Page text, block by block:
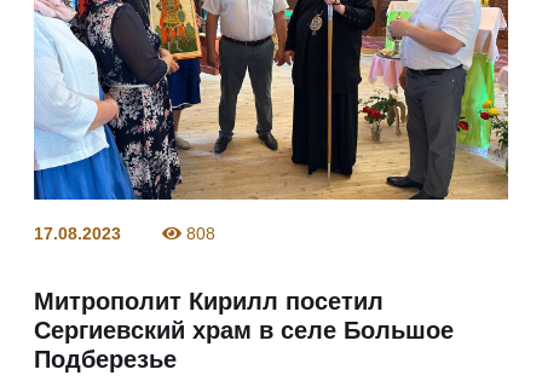
17.08.2023 808
Митрополит Кирилл посетил
Сергиевский храм в селе Большое
Подберезье